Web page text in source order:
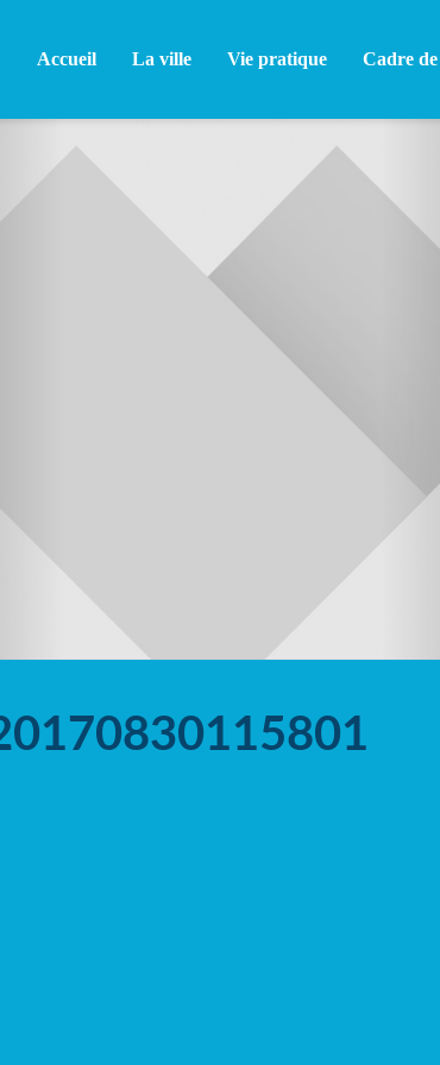
Accueil La ville Vie pratique Cadre